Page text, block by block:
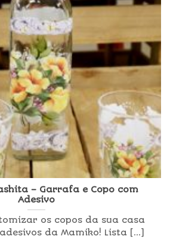
– Garrafa e Copo com
Adesivo
os copos da sua casa
da Mamiko! Lista [...]